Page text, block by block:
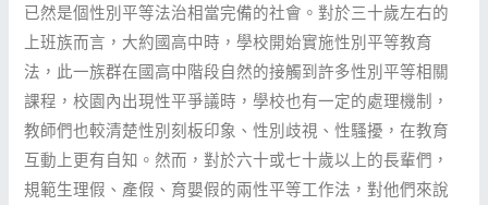
已然是個性別平等法治相當完備的社會。對於三十歲左右的
上班族而言，大約國高中時，學校開始實施性別平等教育
法，此一族群在國高中階段自然的接觸到許多性別平等相關
課程，校園內出現性平爭議時，學校也有一定的處理機制，
教師們也較清楚性別刻板印象、性別歧視、性騷擾，在教育
互動上更有自知。然而，對於六十或七十歲以上的長輩們，
規範生理假、產假、育嬰假的兩性平等工作法，對他們來說